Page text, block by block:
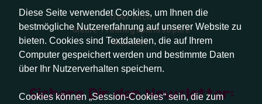
Diese Seite verwendet Cookies, um Ihnen die
bestmögliche Nutzererfahrung auf unserer Website zu
bieten. Cookies sind Textdateien, die auf Ihrem
Computer gespeichert werden und bestimmte Daten
über Ihr Nutzerverhalten speichern.
Cookies können „Session-Cookies“ sein, die zum
Über mich
Meine Trainingsphilosophie
Kontakt
Sichere Dir den Newsletter: